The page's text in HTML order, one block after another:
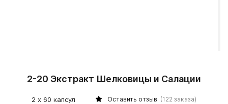
2-20 Экстракт Шелковицы и Салации
2 х 60 капсул Оставить отзыв (122 заказа)